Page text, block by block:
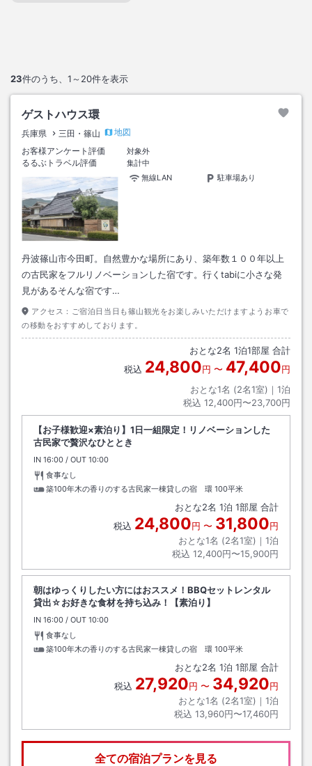
23件のうち、 1～20件を表示
ゲストハウス環
兵庫県 三田・篠山
地図
お客様アンケート評価
対象外
るるぶトラベル評価
集計中
無線LAN
駐車場あり
丹波篠山市今田町。自然豊かな場所にあり、築年数１００年以上
の古民家をフルリノベーションした宿です。行くtabiに小さな発
見があるそんな宿です…
アクセス： ご宿泊日当日も篠山観光をお楽しみいただけますようお車で
の移動をおすすめしております。
おとな2名 1泊1部屋 合計
税込 24,800円 〜 47,400円
おとな1名 (2名1室)｜ 1泊
税込 12,400円〜23,700円
【お子様歓迎×素泊り】1日一組限定！リノベーションした
古民家で贅沢なひととき
IN チェックイン
16:00 / OUT チェックアウト
10:00
食事なし
築100年木の香りのする古民家一棟貸しの宿 環 100平米
おとな2名 1泊 1部屋 合計
税込 24,800円 〜 31,800円
おとな1名 (2名1室)｜ 1泊
税込 12,400円〜15,900円
朝はゆっくりしたい方にはおススメ！BBQセットレンタル
貸出☆お好きな食材を持ち込み！【素泊り】
IN チェックイン
16:00 / OUT チェックアウト
10:00
食事なし
築100年木の香りのする古民家一棟貸しの宿 環 100平米
おとな2名 1泊 1部屋 合計
税込 27,920円 〜 34,920円
おとな1名 (2名1室)｜ 1泊
税込 13,960円〜17,460円
全ての宿泊プランを見る